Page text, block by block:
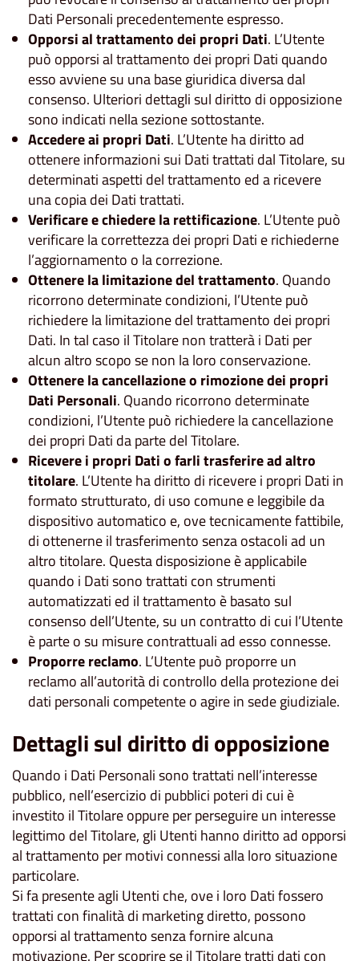
Dati Personali precedentemente espresso.
Opporsi al trattamento dei propri Dati. L’Utente
può opporsi al trattamento dei propri Dati quando
esso avviene su una base giuridica diversa dal
consenso. Ulteriori dettagli sul diritto di opposizione
sono indicati nella sezione sottostante.
Accedere ai propri Dati. L’Utente ha diritto ad
ottenere informazioni sui Dati trattati dal Titolare, su
determinati aspetti del trattamento ed a ricevere
una copia dei Dati trattati.
Verificare e chiedere la rettificazione. L’Utente può
verificare la correttezza dei propri Dati e richiederne
l’aggiornamento o la correzione.
Ottenere la limitazione del trattamento. Quando
ricorrono determinate condizioni, l’Utente può
richiedere la limitazione del trattamento dei propri
Dati. In tal caso il Titolare non tratterà i Dati per
alcun altro scopo se non la loro conservazione.
Ottenere la cancellazione o rimozione dei propri
Dati Personali. Quando ricorrono determinate
condizioni, l’Utente può richiedere la cancellazione
dei propri Dati da parte del Titolare.
Ricevere i propri Dati o farli trasferire ad altro
titolare. L’Utente ha diritto di ricevere i propri Dati in
formato strutturato, di uso comune e leggibile da
dispositivo automatico e, ove tecnicamente fattibile,
di ottenerne il trasferimento senza ostacoli ad un
altro titolare. Questa disposizione è applicabile
quando i Dati sono trattati con strumenti
automatizzati ed il trattamento è basato sul
consenso dell’Utente, su un contratto di cui l’Utente
è parte o su misure contrattuali ad esso connesse.
Proporre reclamo. L’Utente può proporre un
reclamo all’autorità di controllo della protezione dei
dati personali competente o agire in sede giudiziale.
Dettagli sul diritto di opposizione
Quando i Dati Personali sono trattati nell’interesse
pubblico, nell’esercizio di pubblici poteri di cui è
investito il Titolare oppure per perseguire un interesse
legittimo del Titolare, gli Utenti hanno diritto ad opporsi
al trattamento per motivi connessi alla loro situazione
particolare.
Si fa presente agli Utenti che, ove i loro Dati fossero
trattati con finalità di marketing diretto, possono
opporsi al trattamento senza fornire alcuna
motivazione. Per scoprire se il Titolare tratti dati con